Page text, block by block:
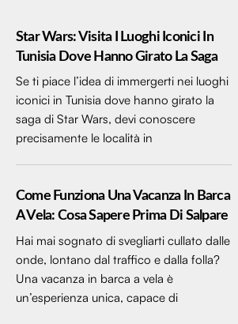
Star Wars: Visita I Luoghi Iconici In
Tunisia Dove Hanno Girato La Saga
Se ti piace l’idea di immergerti nei luoghi
iconici in Tunisia dove hanno girato la
saga di Star Wars, devi conoscere
precisamente le località in
Come Funziona Una Vacanza In Barca
A Vela: Cosa Sapere Prima Di Salpare
Hai mai sognato di svegliarti cullato dalle
onde, lontano dal traffico e dalla folla?
Una vacanza in barca a vela è
un’esperienza unica, capace di